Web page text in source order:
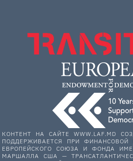
КОНТЕНТ НА САЙТЕ WWW.LAF.MD
ПОДДЕРЖИВАЕТСЯ ПРИ ФИНАНСОВОЙ
ЕВРОПЕЙСКОГО СОЮЗА И ФОНДА
МАРШАЛЛА США —